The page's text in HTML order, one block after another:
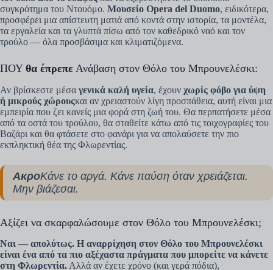
συγκρότημα του Ντουόμο. Μουσείο Opera del Duomo, ειδικότερα,
προσφέρει μια απίστευτη ματιά από κοντά στην ιστορία, τα μοντέλα,
τα εργαλεία και τα γλυπτά πίσω από τον καθεδρικό ναό και τον
τρούλο — όλα προσβάσιμα και κλιματιζόμενα.
ΠΟΥ θα έπρεπε Ανάβαση στον Θόλο του Μπρουνελέσκι:
Αν βρίσκεστε μέσα γενικά καλή υγεία, έχουν χωρίς φόβο για ύψη
ή μικρούς χώρουςκαι αν χρειαστούν λίγη προσπάθεια, αυτή είναι μια
εμπειρία που ζει κανείς μια φορά στη ζωή του. Θα περπατήσετε μέσα
από τα οστά του τρούλου, θα σταθείτε κάτω από τις τοιχογραφίες του
Βαζάρι και θα φτάσετε στο φανάρι για να απολαύσετε την πιο
εκπληκτική θέα της Φλωρεντίας.
ΑκροΚάνε το αργά. Κάνε παύση όταν χρειάζεται.
Μην βιάζεσαι.
Αξίζει να σκαρφαλώσουμε στον Θόλο του Μπρουνελέσκι;
Ναι — απολύτως. Η αναρρίχηση στον Θόλο του Μπρουνελέσκι
είναι ένα από τα πιο αξέχαστα πράγματα που μπορείτε να κάνετε
στη Φλωρεντία. Αλλά αν έχετε χρόνο (και γερά πόδια),